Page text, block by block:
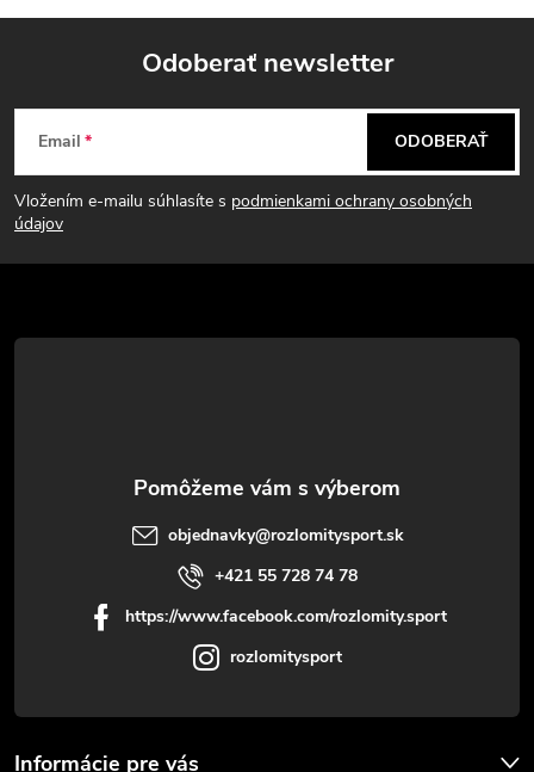
Z
á
p
t
Odoberať newsletter
Email
Vložením e-mailu súhlasíte s podmienkami ochrany osobných
údajov
ODOBERAŤ
objednavky@rozlomitysport.sk
+421 55 728 74 78
https://www.facebook.com/rozlomity.sport
rozlomitysport
Informácie pre vás